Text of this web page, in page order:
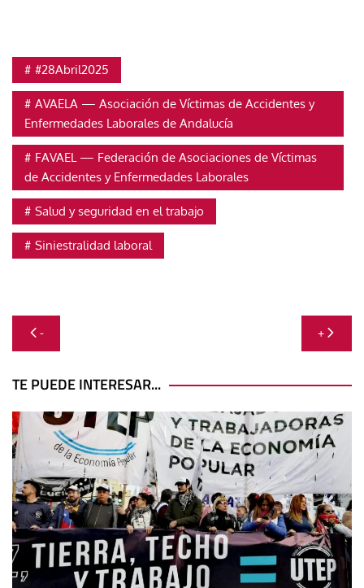
#28Abril2025
AVAELA — Asociación de Víctimas de Accidentes y
Enfermedades Laborales de Andalucía
FAVAEL — Federación de Asociaciones de Víctimas
de Accidentes y Enfermedades Laborales
Salud y seguridad en el trabajo
Siniestralidad laboral
Navegación
de
entradas
- +
TE PUEDE INTERESAR...